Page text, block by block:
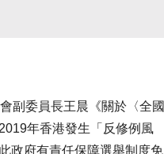
副委員長王晨《關於〈全國
年香港發生「反修例風
政府有責任保障選舉制度免